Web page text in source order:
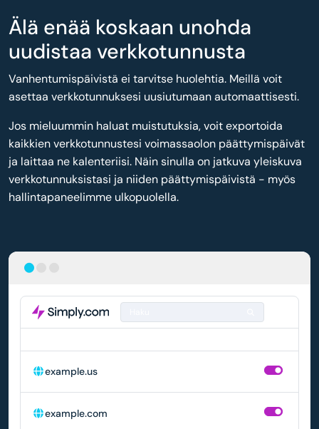
example.us
example.com
Älä enää koskaan unohda
uudistaa verkkotunnusta
Vanhentumispäivistä ei tarvitse huolehtia. Meillä voit
asettaa verkkotunnuksesi uusiutumaan automaattisesti.
Jos mieluummin haluat muistutuksia, voit exportoida
kaikkien verkkotunnustesi voimassaolon päättymispäivät
ja laittaa ne kalenteriisi. Näin sinulla on jatkuva yleiskuva
verkkotunnuksistasi ja niiden päättymispäivistä - myös
hallintapaneelimme ulkopuolella.